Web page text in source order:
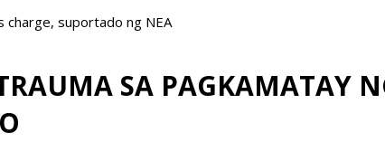
charge, suportado ng NEA
SA PAGKAMATAY